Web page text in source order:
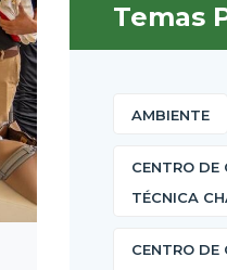
Temas
AMBIENTE
CENTRO DE
TÉCNICA
CENTRO DE